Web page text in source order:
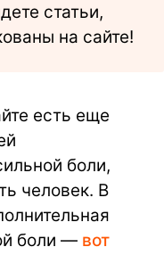
статьи,
на сайте!
есть еще
боли,
человек. В
боли — вот